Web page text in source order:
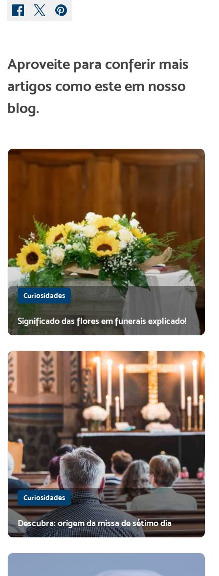
Aproveite para conferir mais
artigos como este em nosso
blog.
Curiosidades
Significado das flores em funerais explicado!
Curiosidades
Descubra: origem da missa de sétimo dia